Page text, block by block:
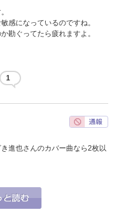
感になっているのですね。
勘ぐってたら疲れますよ。
1
進也さんのカバー曲なら2枚以
0